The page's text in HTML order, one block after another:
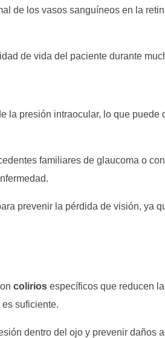
de los vasos sanguíneos en la
de vida del paciente durante
la presión intraocular, lo que puede
familiares de glaucoma o
prevenir la pérdida de visión, ya
colirios específicos que reducen
suficiente.
dentro del ojo y prevenir daños